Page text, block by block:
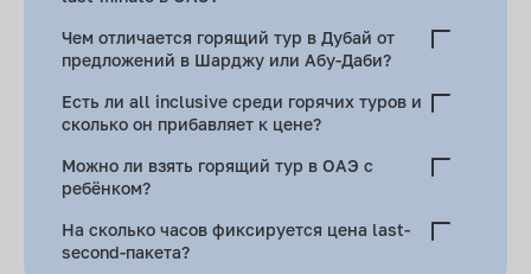
Нет, по прилёту ставят бесплатный штамп на 90 дней.
Чем отличается горящий тур в Дубай от
предложений в Шарджу или Абу-Даби?
В Дубае больше рейсов и отелей — значит, больше
скидок. Шарджа дешевле, но «сухой» эмират. Абу-Даби
чуть дороже из-за меньшего бюджетного фонда.
Есть ли all inclusive среди горячих туров и
сколько он прибавляет к цене?
В Рас-Аль-Хайме и Фуджейре — да. AI дороже HB на 20–
30%.
Можно ли взять горящий тур в ОАЭ с
ребёнком?
Да, семейные 4–5 звёзд на The Palm часто делают акцию
Kids Go Free.
На сколько часов фиксируется цена last-
second-пакета?